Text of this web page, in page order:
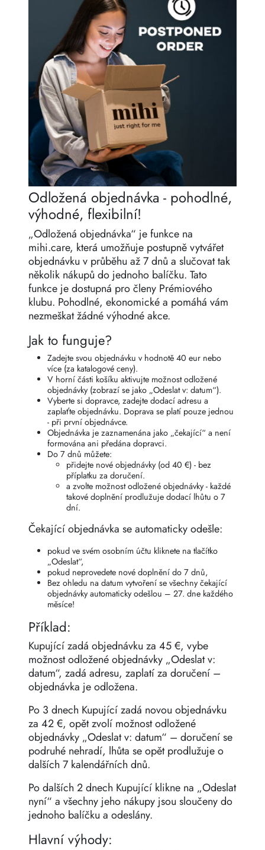
Odložená objednávka - pohodlné,
výhodné, flexibilní!
„Odložená objednávka“ je funkce na
mihi.care, která umožňuje postupně vytvářet
objednávku v průběhu až 7 dnů a slučovat tak
několik nákupů do jednoho balíčku. Tato
funkce je dostupná pro členy Prémiového
klubu. Pohodlné, ekonomické a pomáhá vám
nezmeškat žádné výhodné akce.
Jak to funguje?
Zadejte svou objednávku v hodnotě 40 eur nebo
více (za katalogové ceny).
V horní části košíku aktivujte možnost odložené
objednávky (zobrazí se jako „Odeslat v: datum“).
Vyberte si dopravce, zadejte dodací adresu a
zaplaťte objednávku. Doprava se platí pouze jednou
- při první objednávce.
Objednávka je zaznamenána jako „čekající“ a není
formována ani předána dopravci.
Do 7 dnů můžete:
přidejte nové objednávky (od 40 €) - bez
příplatku za doručení.
a zvolte možnost odložené objednávky - každé
takové doplnění prodlužuje dodací lhůtu o 7
dní.
Čekající objednávka se automaticky odešle:
pokud ve svém osobním účtu kliknete na tlačítko
„Odeslat“,
pokud neprovedete nové doplnění do 7 dnů,
Bez ohledu na datum vytvoření se všechny čekající
objednávky automaticky odešlou – 27. dne každého
měsíce!
Příklad:
Kupující zadá objednávku za 45 €, vybe
možnost odložené objednávky „Odeslat v:
datum“, zadá adresu, zaplatí za doručení –
objednávka je odložena.
Po 3 dnech Kupující zadá novou objednávku
za 42 €, opět zvolí možnost odložené
objednávky „Odeslat v: datum“ – doručení se
podruhé nehradí, lhůta se opět prodlužuje o
dalších 7 kalendářních dnů.
Po dalších 2 dnech Kupující klikne na „Odeslat
nyní“ a všechny jeho nákupy jsou sloučeny do
jednoho balíčku a odeslány.
Hlavní výhody: